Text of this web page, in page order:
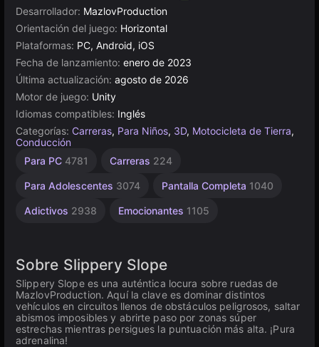
Desarrollador: MazlovProduction
Orientación del juego: Horizontal
Plataformas: PC, Android, iOS
Fecha de lanzamiento: enero de 2023
Última actualización: agosto de 2026
Motor de juego: Unity
Idiomas compatibles: Inglés
Categorías: Carreras, Para Niños, 3D, Motocicleta de Tierra,
Conducción
Para PC 4781 Carreras 224
Para Adolescentes 3074 Pantalla Completa 1040
Adictivos 2938 Emocionantes 1105
Vehículos
Saltar
Accidentes
491
Agilidad
Escritorio
De 1
4144
Alta
3569
Rusos
Browser
Unity
línea
Sobre Slippery Slope
Slippery Slope es una auténtica locura sobre ruedas de
MazlovProduction. Aquí la clave es dominar distintos
vehículos en circuitos llenos de obstáculos peligrosos, saltar
abismos imposibles y abrirte paso por zonas súper
estrechas mientras persigues la puntuación más alta. ¡Pura
adrenalina!